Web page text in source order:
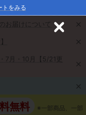
お届けについて
7月・10月【5/21更
をみる
無料
※一部商品、一部
C
s